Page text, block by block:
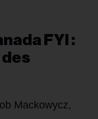
FYI :
des
Mackowycz,